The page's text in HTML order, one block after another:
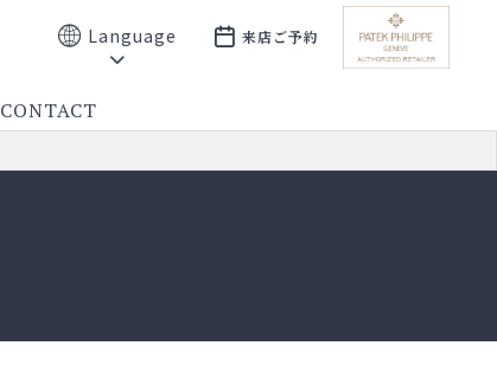
CONTACT
Language 来店ご予約